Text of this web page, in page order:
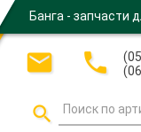
Банга - запчасти
 
